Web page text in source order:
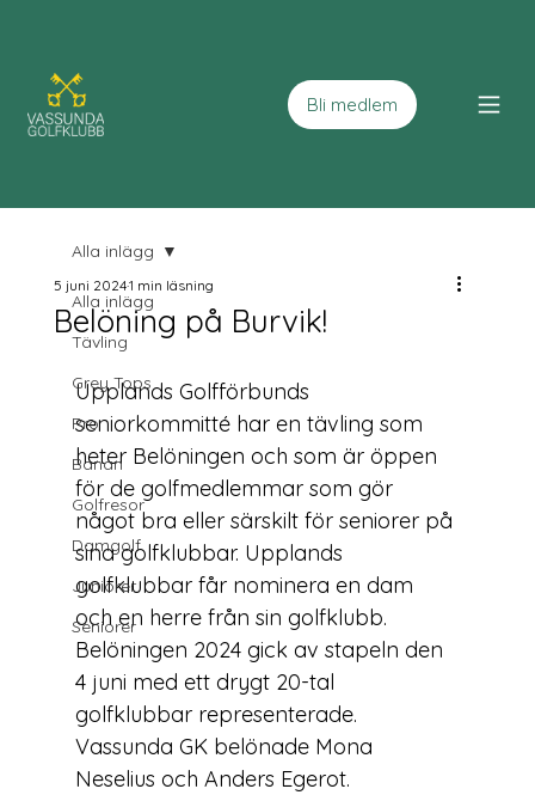
Bli medlem
Alla inlägg
Tävling
Grey Tops
Pro
Banan
Golfresor
Damgolf
Juniorer
Seniorer
Alla inlägg
Belöning på Burvik!
5 juni 20241 min läsning
Upplands Golfförbunds
seniorkommitté har en tävling som
heter Belöningen och som är öppen
för de golfmedlemmar som gör
något bra eller särskilt för seniorer på
sina golfklubbar. Upplands
golfklubbar får nominera en dam
och en herre från sin golfklubb.
Belöningen 2024 gick av stapeln den
4 juni med ett drygt 20-tal
golfklubbar representerade.
Vassunda GK belönade Mona
Neselius och Anders Egerot.